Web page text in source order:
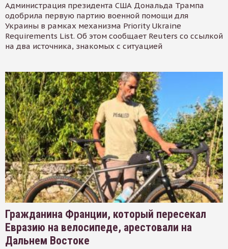
Администрация президента США Дональда Трампа
одобрила первую партию военной помощи для
Украины в рамках механизма Priority Ukraine
Requirements List. Об этом сообщает Reuters со ссылкой
на два источника, знакомых с ситуацией
Гражданина Франции, который пересекал
Евразию на велосипеде, арестовали на
Дальнем Востоке